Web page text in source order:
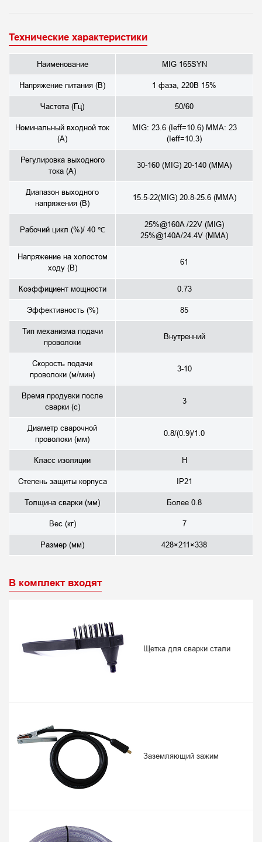
Технические характеристики
Наименование MIG 165SYN
Напряжение питания (В) 1 фаза, 220В 15%
Частота (Гц) 50/60
Номинальный входной ток
(А)
MIG: 23.6 (Ieff=10.6) MMA: 23
(Ieff=10.3)
Регулировка выходного
тока (А)
30-160 (MIG) 20-140 (MMA)
Диапазон выходного
напряжения (В)
15.5-22(MIG) 20.8-25.6 (MMA)
Рабочий цикл (%)/ 40 ℃
25%@160A /22V (MIG)
25%@140A/24.4V (MMA)
Напряжение на холостом
ходу (В)
61
Коэффициент мощности 0.73
Эффективность (%) 85
Тип механизма подачи
проволоки
Внутренний
Скорость подачи
проволоки (м/мин)
3-10
Время продувки после
сварки (с)
3
Диаметр сварочной
проволоки (мм)
0.8/(0.9)/1.0
Класс изоляции H
Степень защиты корпуса IP21
Толщина сварки (мм) Более 0.8
Вес (кг) 7
Размер (мм) 428×211×338
В комплект входят
Щетка для сварки стали
Заземляющий зажим